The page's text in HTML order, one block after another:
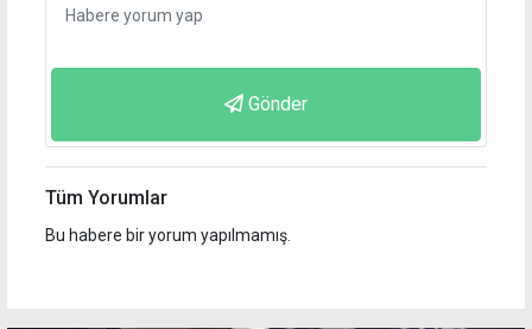
Gönder
Tüm Yorumlar
Bu habere bir yorum yapılmamış.